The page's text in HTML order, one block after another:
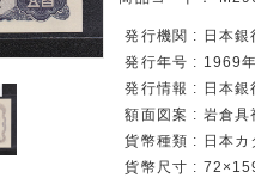
発行機関 : 日本銀
発行年号 : 1969
発行情報 : 日本銀
額面図案 : 岩倉
貨幣種類 : 日本
貨幣尺寸 :